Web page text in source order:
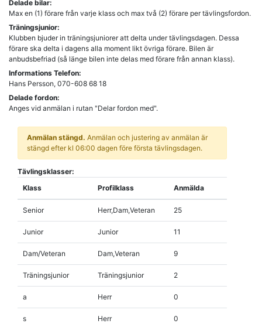
Delade bilar:
Max en (1) förare från varje klass och max två (2) förare per tävlingsfordon.
Träningsjunior:
Klubben bjuder in träningsjuniorer att delta under tävlingsdagen. Dessa
förare ska delta i dagens alla moment likt övriga förare. Bilen är
anbudsbefriad (så länge bilen inte delas med förare från annan klass).
Informations Telefon:
Hans Persson, 070-608 68 18
Delade fordon:
Anges vid anmälan i rutan "Delar fordon med".
Anmälan stängd. Anmälan och justering av anmälan är
stängd efter kl 06:00 dagen före första tävlingsdagen.
Tävlingsklasser:
Klass
Profilklass Anmälda
Senior Herr,Dam,Veteran 25
Junior Junior 11
Dam/Veteran Dam,Veteran 9
Träningsjunior Träningsjunior 2
a Herr 0
s Herr 0